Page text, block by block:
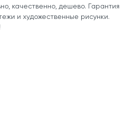
качественно, дешево. Гарантия
и художественные рисунки.